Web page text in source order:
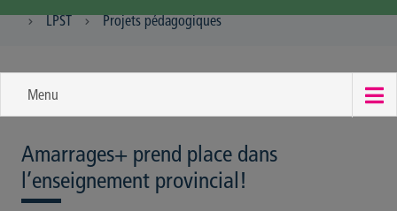
LPST Projets pédagogiques
Menu
Amarrages+ prend place dans
l’enseignement provincial!